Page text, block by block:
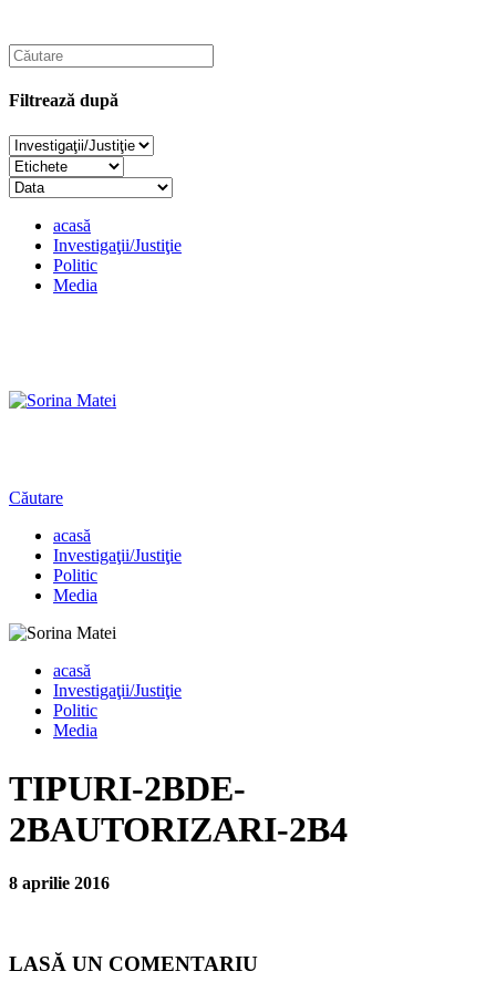
Filtrează după
acasă
Investigaţii/Justiţie
Politic
Media
Căutare
acasă
Investigaţii/Justiţie
Politic
Media
acasă
Investigaţii/Justiţie
Politic
Media
TIPURI-2BDE-
2BAUTORIZARI-2B4
8 aprilie 2016
LASĂ UN COMENTARIU